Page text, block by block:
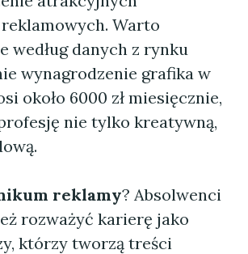
Warto
według danych z rynku
wynagrodzenie grafika w
około 6000 zł miesięcznie,
nie tylko kreatywną,
reklamy? Absolwenci
rozważyć karierę jako
którzy tworzą treści